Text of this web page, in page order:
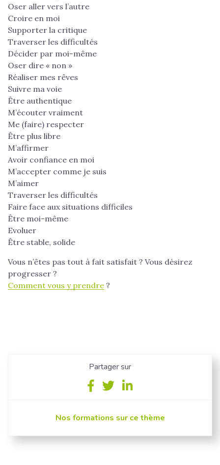
Oser aller vers l’autre
Croire en moi
Supporter la critique
Traverser les difficultés
Décider par moi-même
Oser dire « non »
Réaliser mes rêves
Suivre ma voie
Être authentique
M’écouter vraiment
Me (faire) respecter
Être plus libre
M’affirmer
Avoir confiance en moi
M’accepter comme je suis
M’aimer
Traverser les difficultés
Faire face aux situations difficiles
Être moi-même
Evoluer
Être stable, solide
Vous n’êtes pas tout à fait satisfait ? Vous désirez
progresser ?
Comment vous y prendre ?
Partager sur
Partager
Facebook
Partager
Twitter
Partager
Linkedin
Nos formations sur ce thème